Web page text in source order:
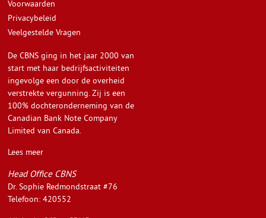
Voorwaarden
Privacybeleid
Veelgestelde Vragen
De CBNS ging in het jaar 2000 van
start met haar bedrijfsactiviteiten
ingevolge een door de overheid
verstrekte vergunning. Zij is een
100% dochteronderneming van de
Canadian Bank Note Company
Limited van Canada.
Lees meer
Head Office CBNS
Dr. Sophie Redmondstraat #76
Telefoon: 420552